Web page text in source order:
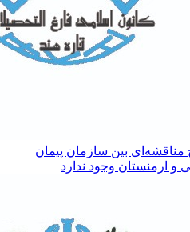
مناقشه‌ای بین سازمان پیمان
و ارمنستان وجود ندارد